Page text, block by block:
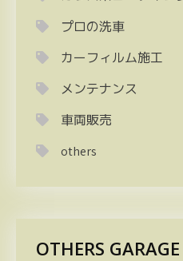
プロの洗車
カーフィルム施工
メンテナンス
車両販売
others
OTHERS